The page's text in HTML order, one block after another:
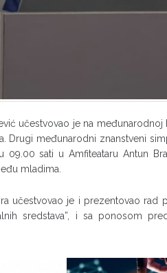
učestvovao je na
Drugi međunarodni znanstveni
09.00 sati u Amfiteataru Antun
mladima.
učestvovao je i prezentovao rad
sredstava”, i sa ponosom